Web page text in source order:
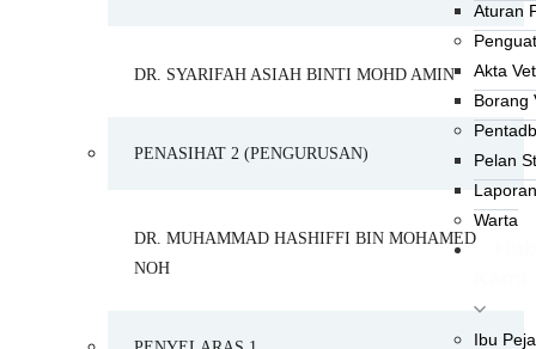
Aturan
Akta
Borang
Pelan
Warta
Ibu
DR. SYARIFAH ASIAH BINTI MOHD AMIN
PENASIHAT 2 (PENGURUSAN)
DR. MUHAMMAD HASHIFFI BIN MOHAMED
NOH